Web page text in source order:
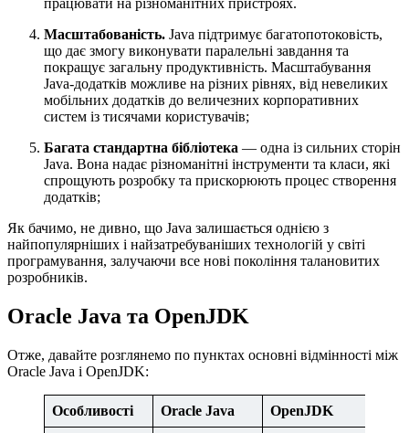
працювати на різноманітних пристроях.
Масштабованість. Java підтримує багатопотоковість,
що дає змогу виконувати паралельні завдання та
покращує загальну продуктивність. Масштабування
Java-додатків можливе на різних рівнях, від невеликих
мобільних додатків до величезних корпоративних
систем із тисячами користувачів;
Багата стандартна бібліотека — одна із сильних сторін
Java. Вона надає різноманітні інструменти та класи, які
спрощують розробку та прискорюють процес створення
додатків;
Як бачимо, не дивно, що Java залишається однією з
найпопулярніших і найзатребуваніших технологій у світі
програмування, залучаючи все нові покоління талановитих
розробників.
Oracle Java та OpenJDK
Отже, давайте розглянемо по пунктах основні відмінності між
Oracle Java і OpenJDK:
Особливості Oracle Java OpenJDK